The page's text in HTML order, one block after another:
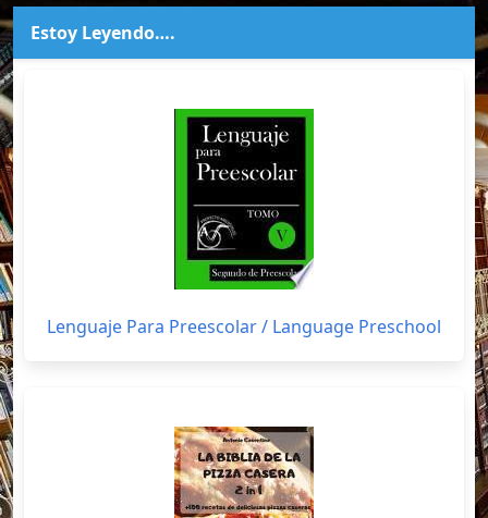
Estoy Leyendo….
Lenguaje Para Preescolar / Language Preschool